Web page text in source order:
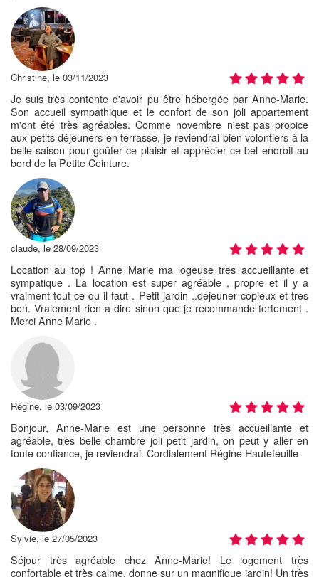
Christine, le 03/11/2023
Je suis très contente d'avoir pu être hébergée par Anne-Marie.
Son accueil sympathique et le confort de son joli appartement
m'ont été très agréables. Comme novembre n'est pas propice
aux petits déjeuners en terrasse, je reviendrai bien volontiers à la
belle saison pour goûter ce plaisir et apprécier ce bel endroit au
bord de la Petite Ceinture.
claude, le 28/09/2023
Location au top ! Anne Marie ma logeuse tres accueillante et
sympatique . La location est super agréable , propre et il y a
vraiment tout ce qu il faut . Petit jardin ..déjeuner copieux et tres
bon. Vraiement rien a dire sinon que je recommande fortement .
Merci Anne Marie .
Régine, le 03/09/2023
Bonjour, Anne-Marie est une personne très accueillante et
agréable, très belle chambre joli petit jardin, on peut y aller en
toute confiance, je reviendrai. Cordialement Régine Hautefeuille
Sylvie, le 27/05/2023
Séjour très agréable chez Anne-Marie! Le logement très
confortable et très calme, donne sur un magnifique jardin! Un très